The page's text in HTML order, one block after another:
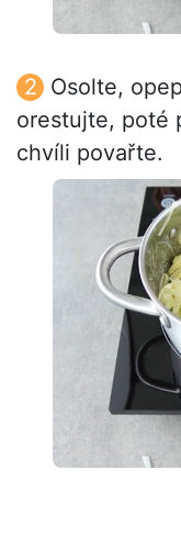
Osolte,
orestujte, poté
chvíli povařte.